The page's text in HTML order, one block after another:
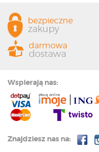
bezpieczne
zakupy
darmowa
dostawa
Wspierają nas:
Znajdziesz nas na: